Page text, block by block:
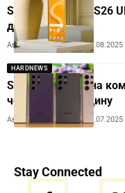
Samsung Galaxy S26
дисплей
Автор: Andrew Orobets20.08.2025
HARDNEWS
Samsung пішла на
через його товщину
Автор: Andrew Orobets 03.07.2025
Stay Connected